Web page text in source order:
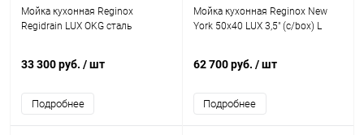
Мойка кухонная Reginox
Regidrain LUX OKG сталь
33 300 руб. / шт
Подробнее
Мойка кухонная Reginox New
York 50x40 LUX 3,5" (c/box) L
62 700 руб. / шт
Подробнее